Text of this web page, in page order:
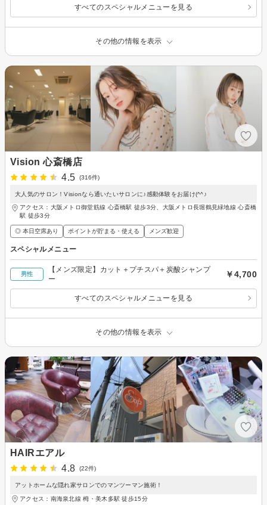
すべてのスペシャルメニューを見る
その他の情報を表示
Vision 心斎橋店
4.5
(316件)
大人気のサロン！Visionなら通いたいサロンに♪感動体験をお届け(^^♪
アクセス：大阪メトロ御堂筋線 心斎橋駅 徒歩3分、大阪メトロ長堀鶴見緑地線 心斎橋
駅 徒歩3分
◎ 本日空席あり ポイントが貯まる・使える メンズ歓迎
スペシャルメニュー
男性
【メンズ限定】カット＋プチスパ＋炭酸シャンプ
ー
￥4,700
すべてのスペシャルメニューを見る
その他の情報を表示
HAIRエアル
4.8
(22件)
アットホームな隠れ家サロンでのマンツーマン施術！
アクセス：南海泉北線 栂・美木多駅 徒歩15分